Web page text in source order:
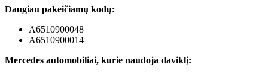
Daugiau pakeičiamų kodų:
A6510900048
A6510900014
Mercedes automobiliai, kurie naudoja daviklį: